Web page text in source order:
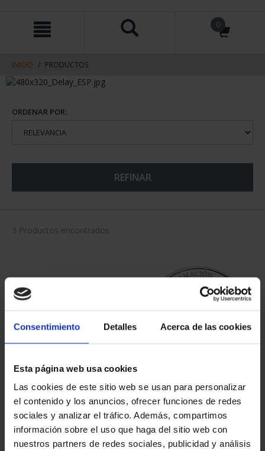
Consentimiento Detalles Acerca de las cookies
Esta página web usa cookies
Las cookies de este sitio web se usan para personalizar
el contenido y los anuncios, ofrecer funciones de redes
sociales y analizar el tráfico. Además, compartimos
información sobre el uso que haga del sitio web con
nuestros partners de redes sociales, publicidad y análisis
contenido
navegacin
0
INICIO PRODUCTOS
ORDENAR POR:
REFINAR
3 Productos encontrados
CARTERITA MONEDA 40
EUR 2024 X
PROCLAMAC...
64,00 €
PROCLAMACIÓN FELIPE
VI (2024) 8 REALES
140,00 €